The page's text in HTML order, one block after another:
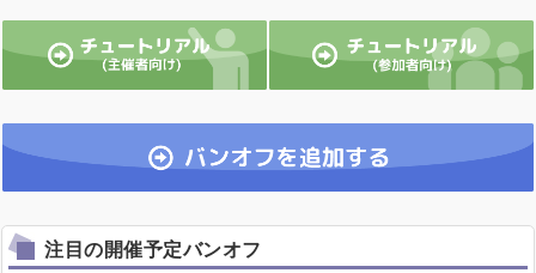
注目の開催予定バンオフ